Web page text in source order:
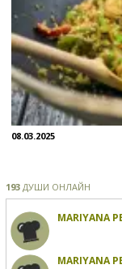
08.03.2025
193 ДУШИ ОНЛАЙН
MARIYANA
MARIYANA